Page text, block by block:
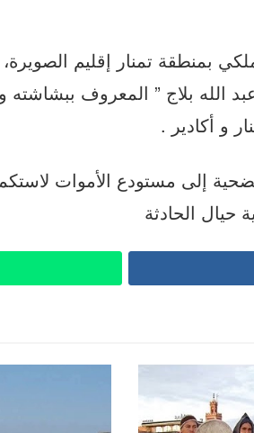
بمنطقة تمنار إقليم
الله بلاج ” المعروف ببشاشته
و أكادير .
إلى مستودع الأموات
حيال الحادثة